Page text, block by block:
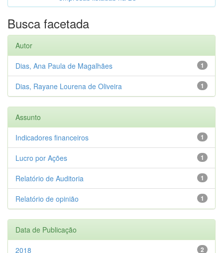
Busca facetada
Autor
1
Dias, Ana Paula de Magalhães
1
Dias, Rayane Lourena de Oliveira
Assunto
1
Indicadores financeiros
1
Lucro por Ações
1
Relatório de Auditoria
1
Relatório de opinião
Data de Publicação
2
2018